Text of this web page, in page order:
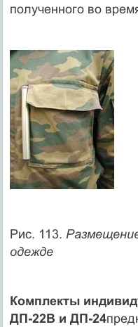
полученного во
Рис. 113.
одежде
Комплекты
ДП-22В и ДП-24